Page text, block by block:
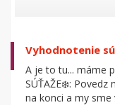
Vyhodnotenie
A je to tu... máme
SÚŤAŽE❄️: Povedz
na konci a my sme